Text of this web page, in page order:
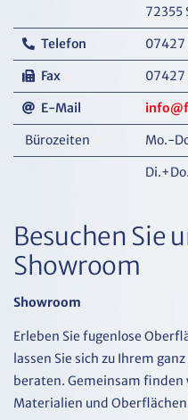
72355
Telefon
07427
Fax
07427
E-Mail
Bürozeiten
Mo.-
Besuchen Sie
Showroom
Showroom
Erleben Sie fugenlose
lassen Sie sich zu Ihrem
beraten. Gemeinsam
Materialien und Oberflächen